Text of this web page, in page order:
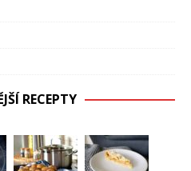
RECEPTY